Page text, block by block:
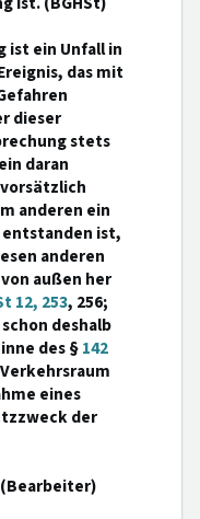
ist ein Unfall in
das mit
dieser
stets
daran
anderen ein
ist,
anderen
außen her
12, 253, 256;
deshalb
des §142
eines
der